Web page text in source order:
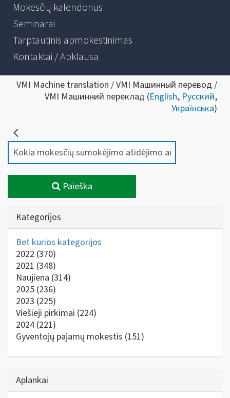
Mokesčių kalendorius
Seminarai
Tarptautinis apmokestinimas
Kontaktai / Apklausa
VMI Machine translation / VMI Машинный перевод /
VMI Машинний переклад (English, Русский,
Українська)
Paieška
Kategorijos
Bet kurios kategorijos
2022 (370)
2021 (348)
Naujiena (314)
2025 (236)
2023 (225)
Viešieji pirkimai (224)
2024 (221)
Gyventojų pajamų mokestis (151)
Aplankai